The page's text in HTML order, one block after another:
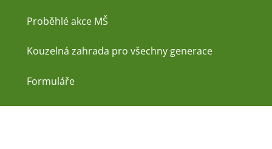
Proběhlé akce MŠ
Kouzelná zahrada pro všechny generace
Formuláře